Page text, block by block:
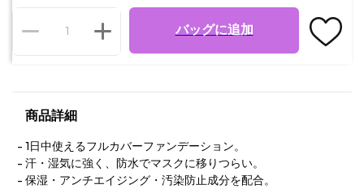
バッグに追加
商品詳細
1日中使えるフルカバーファンデーション。
汗・湿気に強く、防水でマスクに移りつらい。
保湿・アンチエイジング・汚染防止成分を配合。